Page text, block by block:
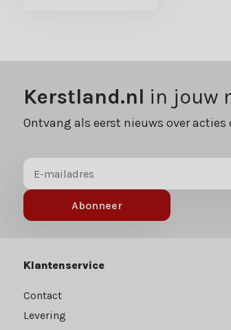
Kerstland.nl in jouw
Ontvang als eerst nieuws over
Abonneer
Klantenservice
Contact
Levering